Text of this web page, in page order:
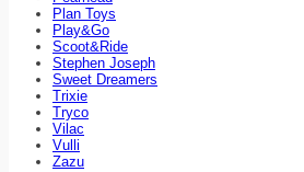
Plan Toys
Play&Go
Scoot&Ride
Stephen Joseph
Sweet Dreamers
Trixie
Tryco
Vilac
Vulli
Zazu